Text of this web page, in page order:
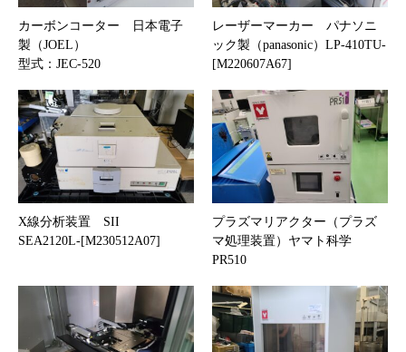
カーボンコーター 日本電子
製（JOEL）
型式：JEC-520
レーザーマーカー パナソニ
ック製（panasonic）LP-410TU-
[M220607A67]
X線分析装置 SII
SEA2120L-[M230512A07]
プラズマリアクター（プラズ
マ処理装置）ヤマト科学
PR510